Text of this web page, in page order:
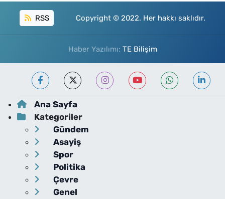
RSS Copyright © 2022. Her hakkı saklıdır.
Haber Yazılımı: TE Bilişim
Ana Sayfa
Kategoriler
Gündem
Asayiş
Spor
Politika
Çevre
Genel